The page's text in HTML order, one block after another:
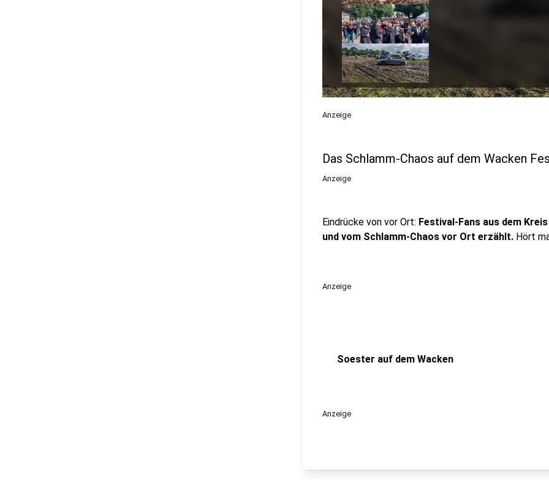
Anzeige
Das Schlamm-Chaos auf dem Wacken
Anzeige
Eindrücke von vor Ort: Festival-Fans aus dem
und vom Schlamm-Chaos vor Ort erzählt. Hört
Anzeige
Soester auf dem Wacken
Anzeige